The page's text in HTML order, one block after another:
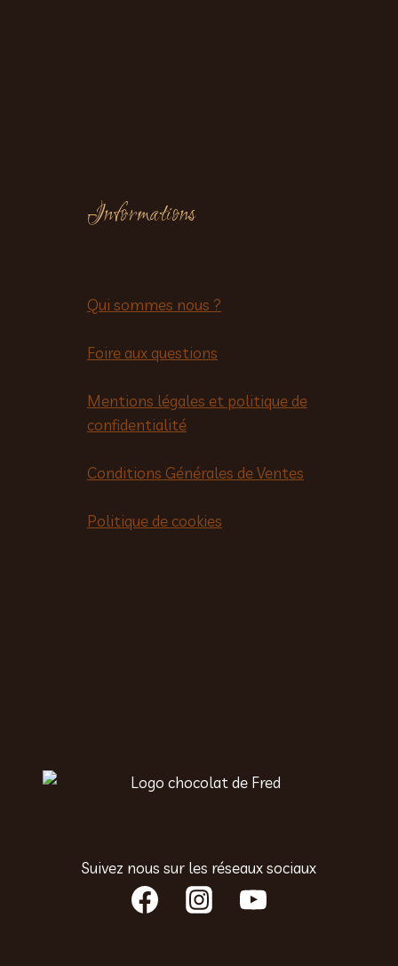
Informations
Qui sommes nous ?
Foire aux questions
Mentions légales et politique de
confidentialité
Conditions Générales de Ventes
Politique de cookies
Suivez nous sur les réseaux sociaux